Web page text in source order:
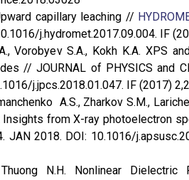
capillary leaching //
j.hydromet.2017.09.004. IF
Vorobyev S.A., Kokh K.A. XPS
// JOURNAL of PHYSICS and
j.jpcs.2018.01.047. IF (2017)
A.S., Zharkov S.M.,
from X-ray photoelectron
JAN 2018. DOI: 10.1016/
N.H. Nonlinear Dielectric